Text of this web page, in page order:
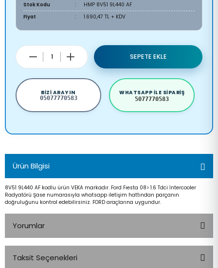
Stok Kodu
HMP 8V51 9L440 AF
Fiyat
1.690,47 TL + KDV
SEPETE EKLE
BIZI ARAYIN
05077770583
WHATSAPP ILE SIPARIŞ
5077770583
Ürün Bilgisi
8V51 9L440 AF kodlu ürün VEKA markadır. Ford Fıesta 08> 1.6 Tdci İntercooler
Radyatörü Şase numarasıyla whatsapp iletişim hattından parçanın
doğruluğunu kontrol edebilirsiniz. FORD araçlarına uygundur.
Yorumlar
Taksit Seçenekleri